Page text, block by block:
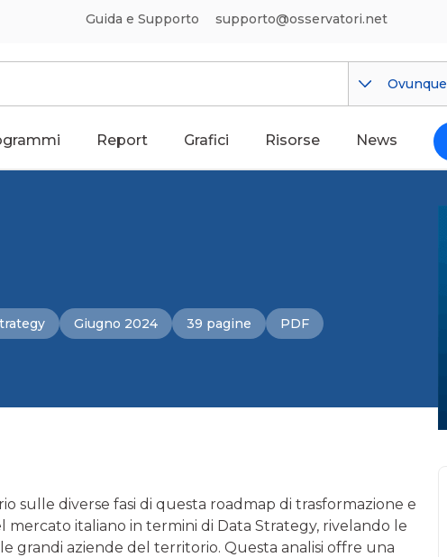
Guida e Supporto supporto@osservatori.net
Ovunque
Report Grafici Risorse News
Giugno 2024 39 pagine PDF
sulle diverse fasi di questa roadmap di trasformazione e
italiano in termini di Data Strategy, rivelando le
grandi aziende del territorio. Questa analisi offre una